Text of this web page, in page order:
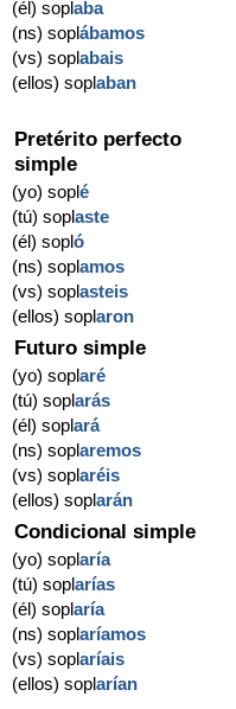
(él) soplaba
(ns) soplábamos
(vs) soplabais
(ellos) soplaban
Pretérito perfecto
simple
(yo) soplé
(tú) soplaste
(él) sopló
(ns) soplamos
(vs) soplasteis
(ellos) soplaron
Futuro simple
(yo) soplaré
(tú) soplarás
(él) soplará
(ns) soplaremos
(vs) soplaréis
(ellos) soplarán
Condicional simple
(yo) soplaría
(tú) soplarías
(él) soplaría
(ns) soplaríamos
(vs) soplaríais
(ellos) soplarían